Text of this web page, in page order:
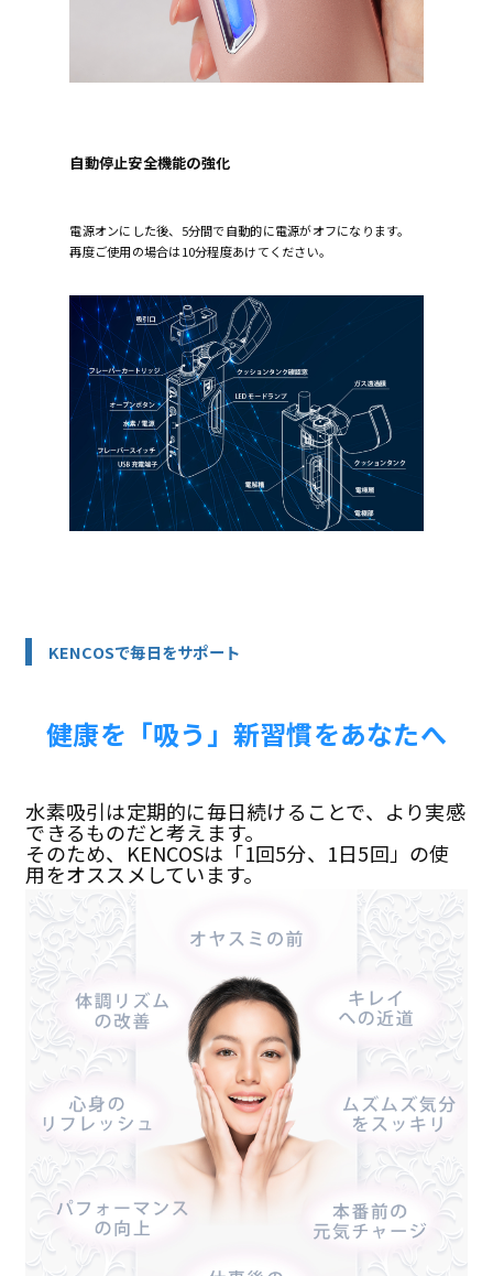
自動停止安全機能の強化
電源オンにした後、5分間で自動的に電源がオフになります。
再度ご使用の場合は10分程度あけてください。
KENCOSで毎日をサポート
健康を「吸う」新習慣をあなたへ
水素吸引は定期的に毎日続けることで、より実感
できるものだと考えます。
そのため、KENCOSは「1回5分、1日5回」の使
用をオススメしています。